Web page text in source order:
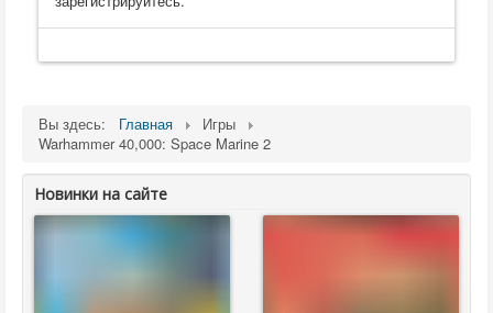
Вы здесь: Главная
Игры
Warhammer 40,000: Space Marine 2
Новинки на сайте